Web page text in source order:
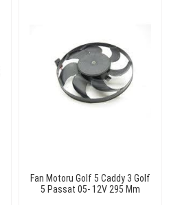
Fan Motoru Golf 5 Caddy 3 Golf
5 Passat 05- 12V 295 Mm